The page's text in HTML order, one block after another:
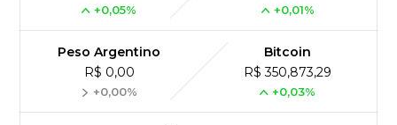
+0,05% +0,01%
Peso Argentino
R$ 0,00
+0,00%
Bitcoin
R$ 350,873,29
+0,03%